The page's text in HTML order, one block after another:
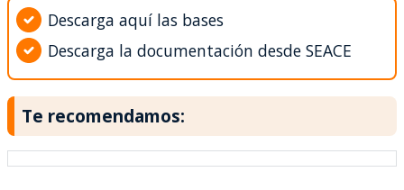
Descarga aquí las bases
Descarga la documentación desde SEACE
Te recomendamos: